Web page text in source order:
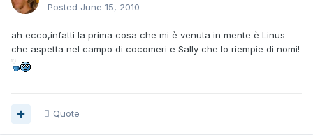
Posted June 15, 2010
ah ecco,infatti la prima cosa che mi è venuta in mente è Linus
che aspetta nel campo di cocomeri e Sally che lo riempie di nomi!
Quote